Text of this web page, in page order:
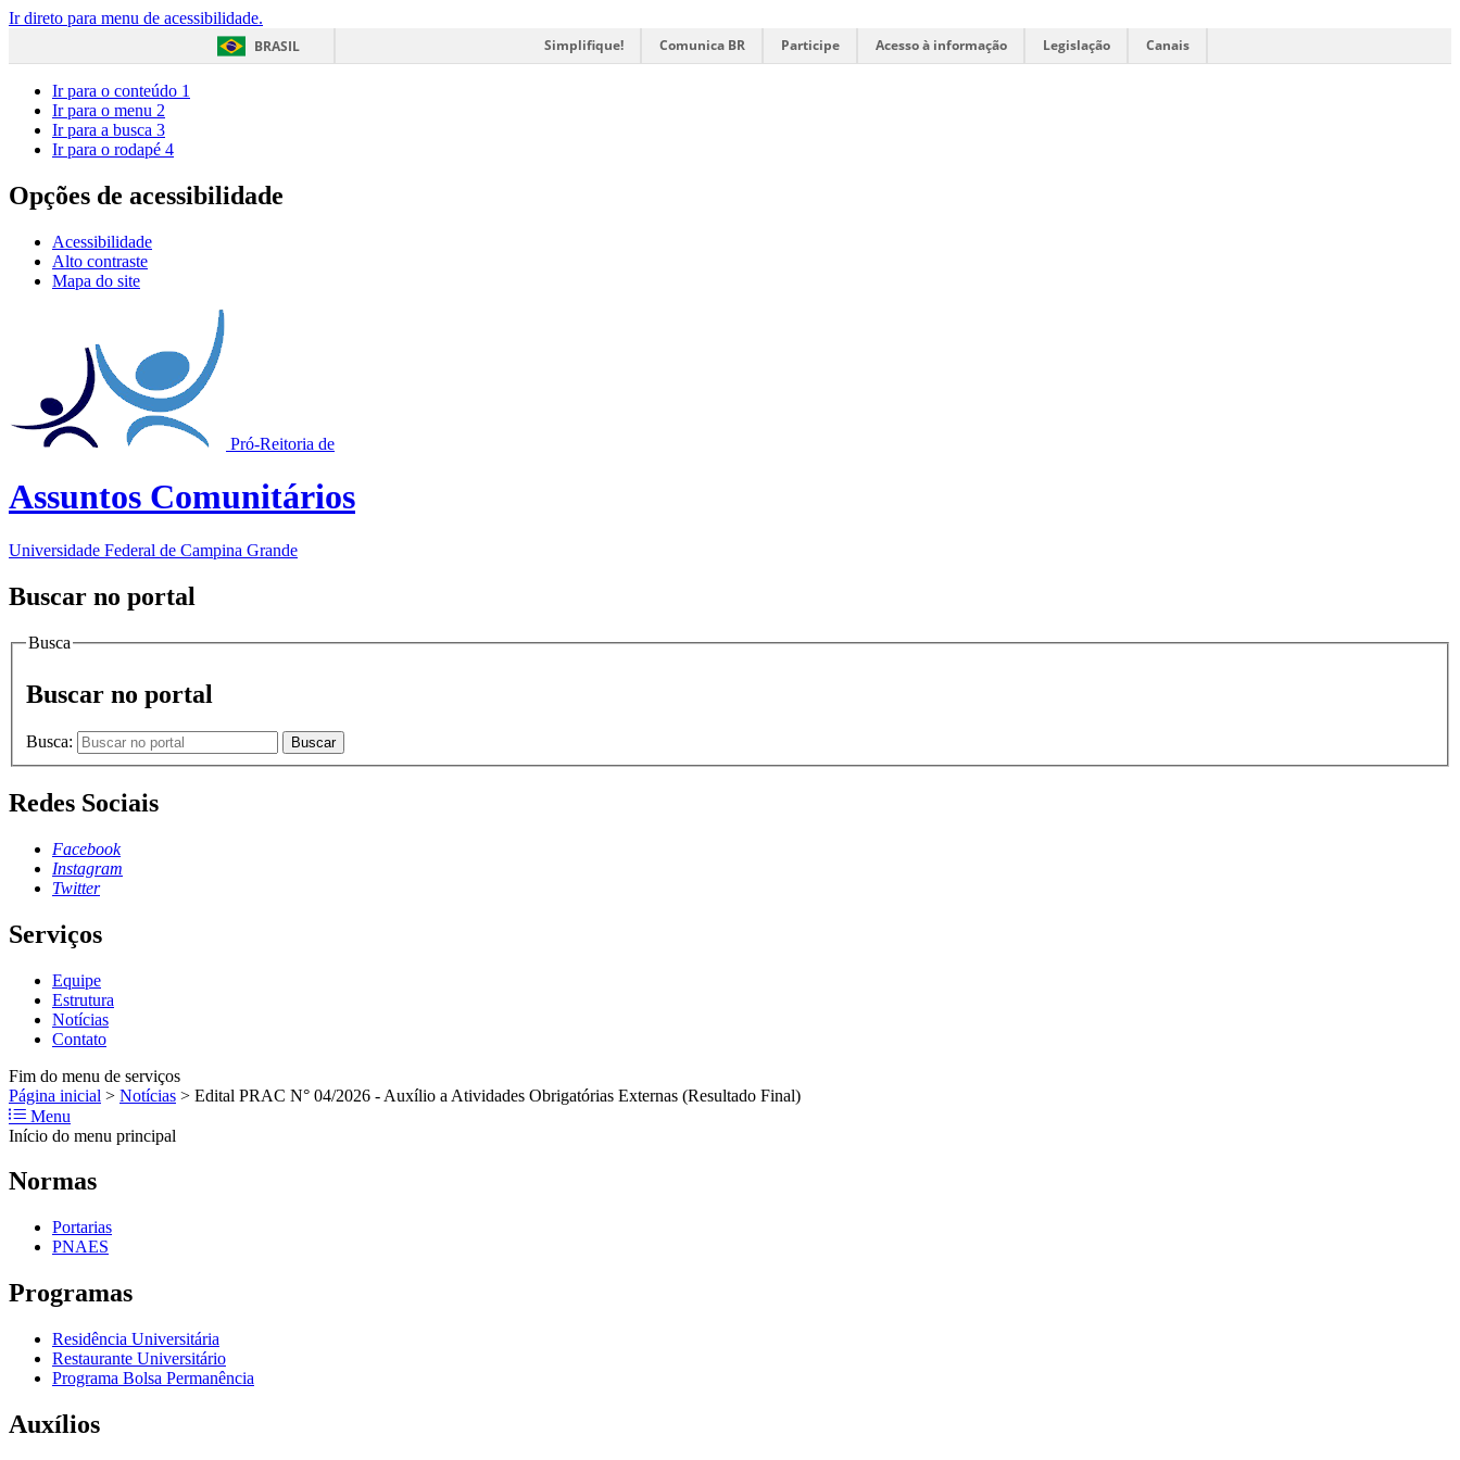
Ir direto para menu de acessibilidade.
BRASIL
Simplifique! Comunica BR Participe Acesso à informação Legislação Canais
Ir para o conteúdo 1
Ir para o menu 2
Ir para a busca 3
Ir para o rodapé 4
Opções de acessibilidade
Acessibilidade
Alto contraste
Mapa do site
Pró-Reitoria de
Assuntos Comunitários
Universidade Federal de Campina Grande
Buscar no portal
Busca
Buscar no portal
Busca: Buscar
Redes Sociais
Facebook
Instagram
Twitter
Serviços
Equipe
Estrutura
Notícias
Contato
Fim do menu de serviços
Página inicial > Notícias > Edital PRAC N° 04/2026 - Auxílio a Atividades Obrigatórias Externas (Resultado Final)
Menu
Início do menu principal
Normas
Portarias
PNAES
Programas
Residência Universitária
Restaurante Universitário
Programa Bolsa Permanência
Auxílios